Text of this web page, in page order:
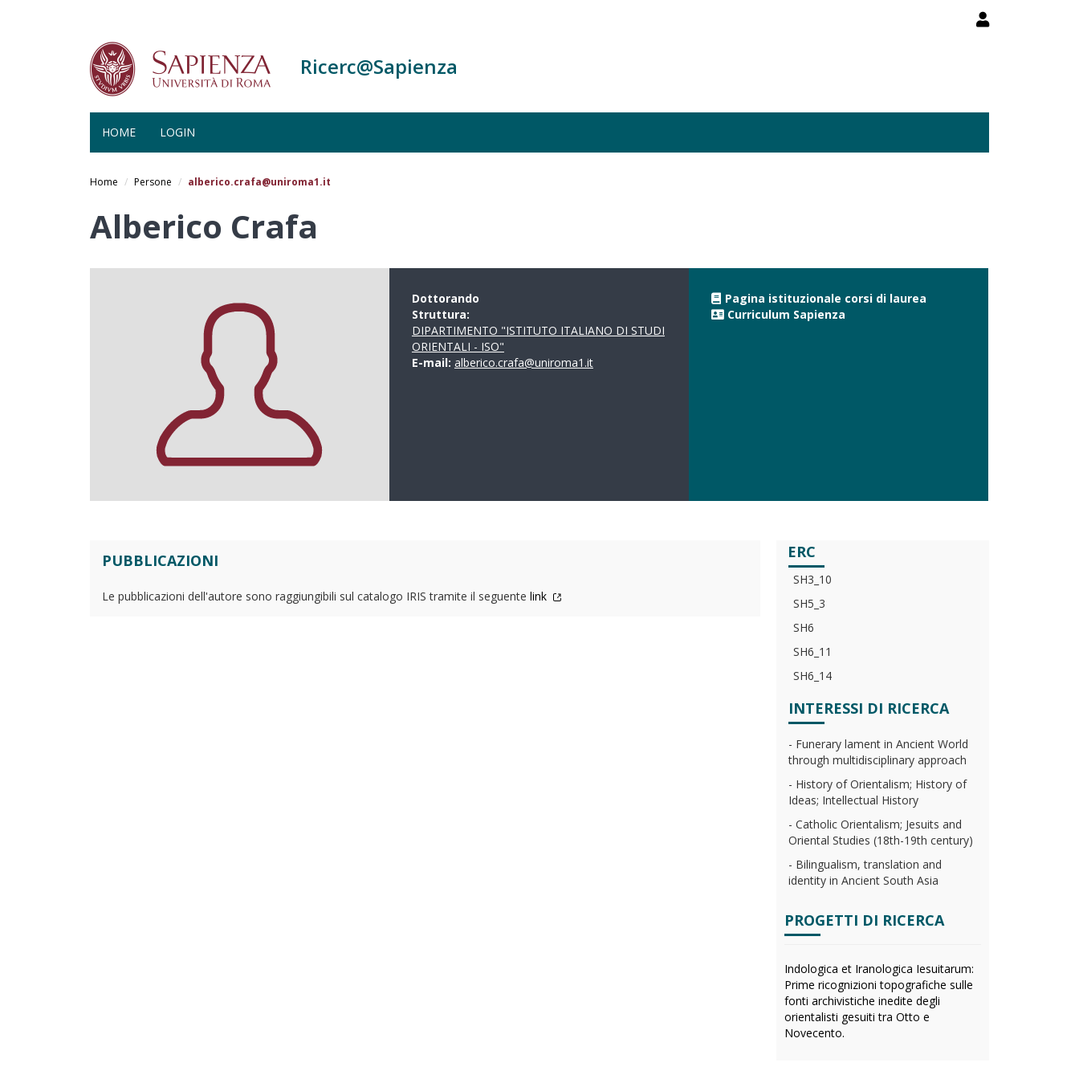
Ricerc@Sapienza
HOME LOGIN
Home Persone alberico.crafa@uniroma1.it
Alberico Crafa
Dottorando
Struttura:
DIPARTIMENTO "ISTITUTO ITALIANO DI STUDI
ORIENTALI - ISO"
E-mail: alberico.crafa@uniroma1.it
Pagina istituzionale corsi di laurea
Curriculum Sapienza
PUBBLICAZIONI
Le pubblicazioni dell'autore sono raggiungibili sul catalogo IRIS tramite il seguente link
ERC
SH3_10
SH5_3
SH6
SH6_11
SH6_14
INTERESSI DI RICERCA
- Funerary lament in Ancient World
through multidisciplinary approach
- History of Orientalism; History of
Ideas; Intellectual History
- Catholic Orientalism; Jesuits and
Oriental Studies (18th-19th century)
- Bilingualism, translation and
identity in Ancient South Asia
PROGETTI DI RICERCA
Indologica et Iranologica Iesuitarum:
Prime ricognizioni topografiche sulle
fonti archivistiche inedite degli
orientalisti gesuiti tra Otto e
Novecento.